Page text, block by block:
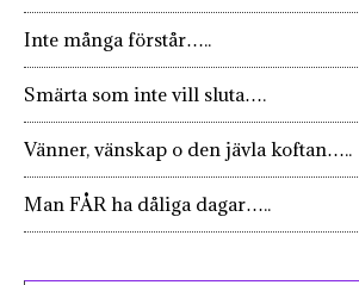
Inte många förstår…..
Smärta som inte vill sluta….
Vänner, vänskap o den jävla koftan…..
Man FÅR ha dåliga dagar…..